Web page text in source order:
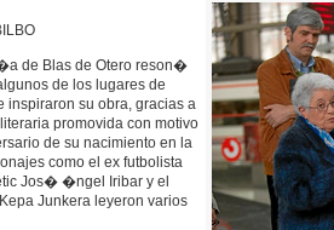
de Blas de Otero reson�
de los lugares de
inspiraron su obra, gracias a
promovida con motivo
de su nacimiento en la
como el ex futbolista
Jos� �ngel Iribar y el
Junkera leyeron varios